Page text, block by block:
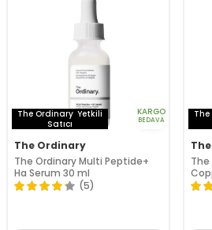
The Ordinary Yetkili
Satıcı
KARGO
BEDAVA
The Ordinary
The Ordinary Multi Peptide+
Ha Serum 30 ml
(5)
ml